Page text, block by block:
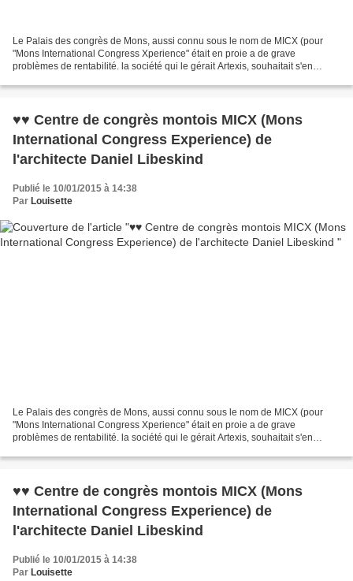
Le Palais des congrès de Mons, aussi connu sous le nom de MICX (pour
"Mons International Congress Xperience" était en proie a de grave
problèmes de rentabilité. la société qui le gérait Artexis, souhaitait s'en
♥♥ Centre de congrès montois MICX (Mons
International Congress Experience) de
l'architecte Daniel Libeskind
Publié le 10/01/2015 à 14:38
Par Louisette
Le Palais des congrès de Mons, aussi connu sous le nom de MICX (pour
"Mons International Congress Xperience" était en proie a de grave
problèmes de rentabilité. la société qui le gérait Artexis, souhaitait s'en
♥♥ Centre de congrès montois MICX (Mons
International Congress Experience) de
l'architecte Daniel Libeskind
Publié le 10/01/2015 à 14:38
Par Louisette